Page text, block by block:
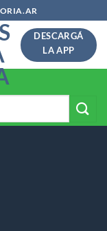
DESCARGÁ
LA APP